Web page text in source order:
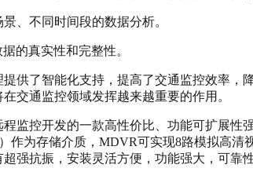
、不同时间段的数据分析。
的真实性和完整性。
供了智能化支持，提高了交通监控效率
交通监控领域发挥越来越重要的作用。
监控开发的一款高性价比、功能可扩展
作为存储介质，MDVR可实现8路模拟高清
抗振，安装灵活方便，功能强大，可靠性